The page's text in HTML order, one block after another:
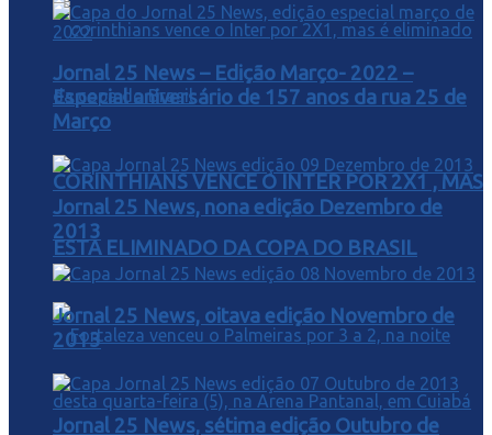
CORINTHIANS VENCE O INTER POR 2X1 , MAS
ESTA ELIMINADO DA COPA DO BRASIL
Jornal 25 News – Edição Março- 2022 –
Especial aniversário de 157 anos da rua 25 de
Março
Jornal 25 News, nona edição Dezembro de
2013
Jornal 25 News, oitava edição Novembro de
2013
Jornal 25 News, sétima edição Outubro de